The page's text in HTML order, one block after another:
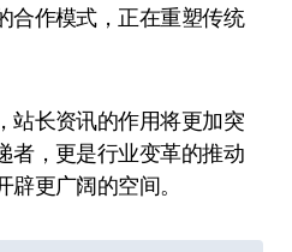
合作模式，正在重塑传统
站长资讯的作用将更加突
者，更是行业变革的推动
更广阔的空间。